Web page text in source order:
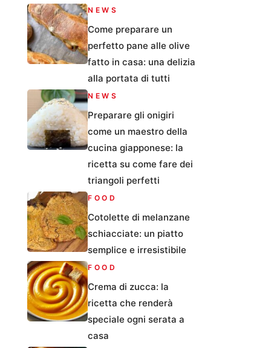
NEWS
Come preparare un
perfetto pane alle olive
fatto in casa: una delizia
alla portata di tutti
NEWS
Preparare gli onigiri
come un maestro della
cucina giapponese: la
ricetta su come fare dei
triangoli perfetti
FOOD
Cotolette di melanzane
schiacciate: un piatto
semplice e irresistibile
FOOD
Crema di zucca: la
ricetta che renderà
speciale ogni serata a
casa